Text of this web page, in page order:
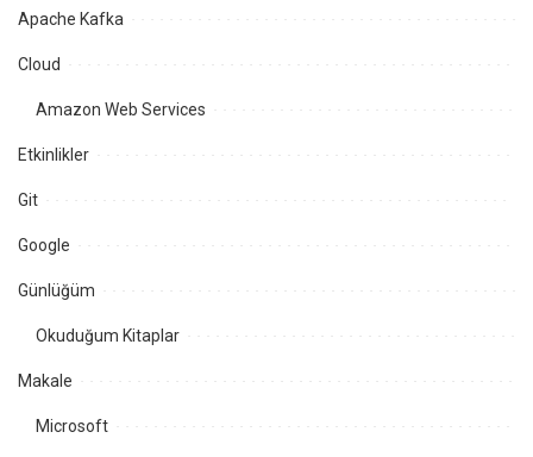
Apache Kafka
Cloud
Amazon Web Services
Etkinlikler
Git
Google
Günlüğüm
Okuduğum Kitaplar
Makale
Microsoft